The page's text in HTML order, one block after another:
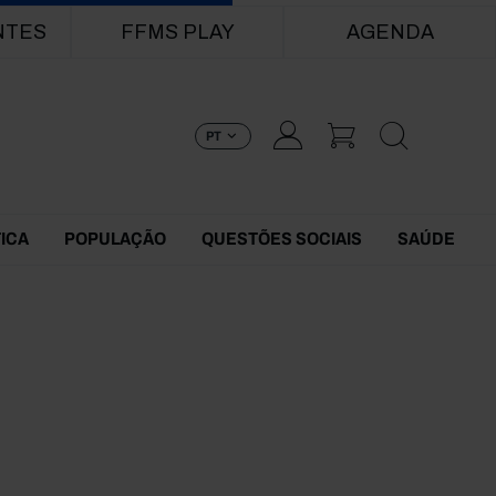
FFMS PLAY AGENDA
PT
POPULAÇÃO QUESTÕES SOCIAIS SAÚDE